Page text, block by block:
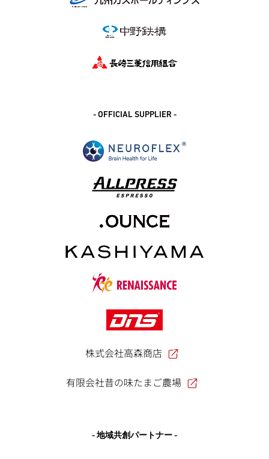
- OFFICIAL SUPPLIER -
株式会社高森商店
有限会社昔の味たまご農場
- 地域共創パートナー -